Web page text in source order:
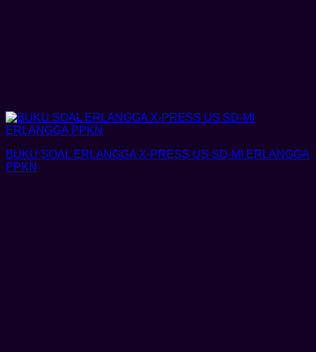
BUKU SOAL ERLANGGA X-PRESS US SD-MI ERLANGGA
PPKN